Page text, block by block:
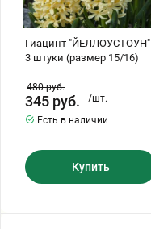
Гиацинт "ЙЕЛЛОУСТОУН"
3 штуки (размер 15/16)
480руб.
345 руб.
/шт.
Есть в наличии
Купить